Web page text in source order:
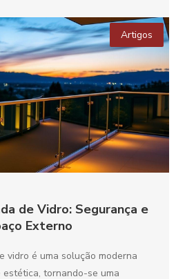
Artigos
de Vidro: Segurança e
Externo
vidro é uma solução moderna
tornando-se uma